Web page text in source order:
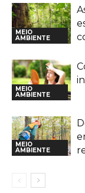
MEIO
AMBIENTE
MEIO
AMBIENTE
MEIO
AMBIENTE